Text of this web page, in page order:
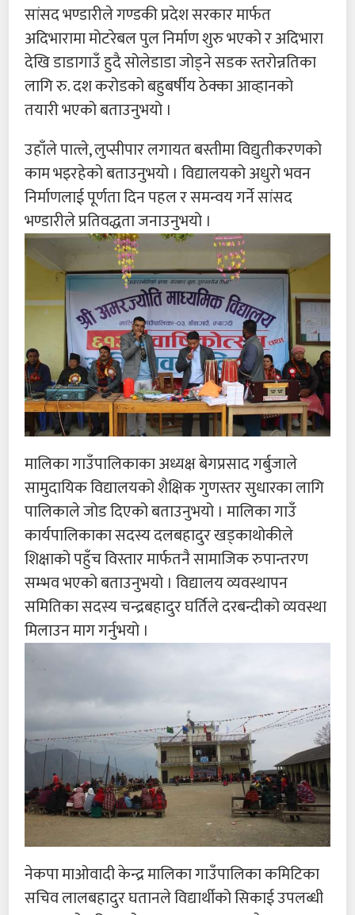
सांसद भण्डारीले गण्डकी प्रदेश सरकार मार्फत
अदिभारामा मोटरेबल पुल निर्माण शुरु भएको र अदिभारा
देखि डाडागाउँ हुदै सोलेडाडा जोड्ने सडक स्तरोन्नतिका
लागि रु. दश करोडको बहुबर्षीय ठेक्का आव्हानको
तयारी भएको बताउनुभयो ।
उहाँले पात्ले, लुप्सीपार लगायत बस्तीमा विद्युतीकरणको
काम भइरहेको बताउनुभयो । विद्यालयको अधुरो भवन
निर्माणलाई पूर्णता दिन पहल र समन्वय गर्ने सांसद
भण्डारीले प्रतिवद्धता जनाउनुभयो ।
मालिका गाउँपालिकाका अध्यक्ष बेगप्रसाद गर्बुजाले
सामुदायिक विद्यालयको शैक्षिक गुणस्तर सुधारका लागि
पालिकाले जोड दिएको बताउनुभयो । मालिका गाउँ
कार्यपालिकाका सदस्य दलबहादुर खड्काथोकीले
शिक्षाको पहुँच विस्तार मार्फतनै सामाजिक रुपान्तरण
सम्भव भएको बताउनुभयो । विद्यालय व्यवस्थापन
समितिका सदस्य चन्द्रबहादुर घर्तिले दरबन्दीको व्यवस्था
मिलाउन माग गर्नुभयो ।
नेकपा माओवादी केन्द्र मालिका गाउँपालिका कमिटिका
सचिव लालबहादुर घतानले विद्यार्थीको सिकाई उपलब्धी